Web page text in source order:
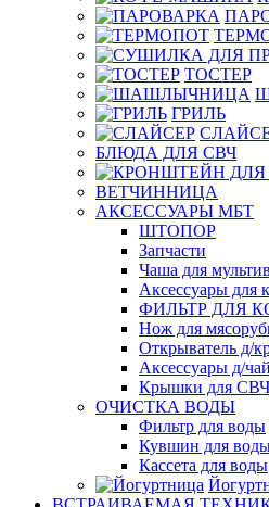
ТОСТЕР
ГРИЛЬ
БЛЮДА ДЛЯ СВЧ
ВЕТЧИННИЦА
АКСЕССУАРЫ МБТ
ШТОПОР
Запчасти
Чаша для
Аксессуары для
ФИЛЬТР ДЛЯ
Нож для
Открыватель д/
Аксессуары д/
Крышки для СВЧ
ОЧИСТКА ВОДЫ
Фильтр для воды
Кувшин для
Кассета для воды